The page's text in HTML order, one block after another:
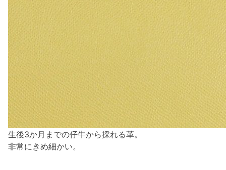
生後3か月までの仔牛から採れる革。
非常にきめ細かい。